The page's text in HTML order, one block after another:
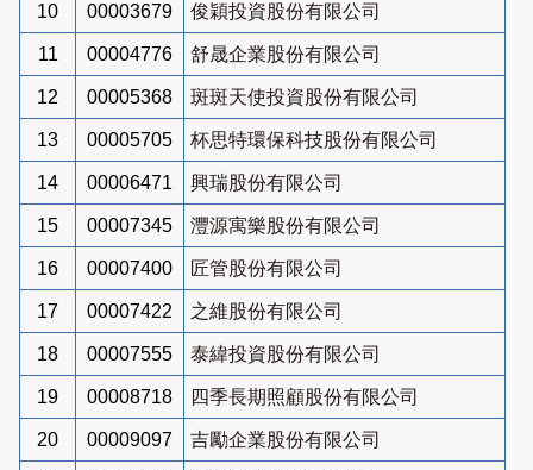
10 00003679 俊穎投資股份有限公司
11 00004776 舒晟企業股份有限公司
12 00005368 斑斑天使投資股份有限公司
13 00005705 杯思特環保科技股份有限公司
14 00006471 興瑞股份有限公司
15 00007345 灃源寓樂股份有限公司
16 00007400 匠管股份有限公司
17 00007422 之維股份有限公司
18 00007555 泰緯投資股份有限公司
19 00008718 四季長期照顧股份有限公司
20 00009097 吉勵企業股份有限公司